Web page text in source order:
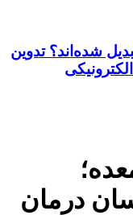
شده‌اند؟ تدوین
درمان